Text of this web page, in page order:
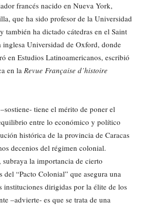
francés nacido en Nueva York,
que ha sido profesor de la Universidad
también ha dictado cátedras en el Saint
inglesa Universidad de Oxford, donde
en Estudios Latinoamericanos, escribió
en la Revue Française d’histoire
tiene el mérito de poner el
entre lo económico y político
histórica de la provincia de Caracas
decenios del régimen colonial.
la importancia de cierto
del “Pacto Colonial” que asegura una
instituciones dirigidas por la élite de los
–advierte- es que se trata de una